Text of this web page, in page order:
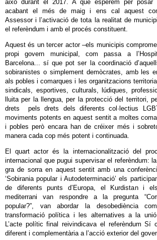
això durant el 2017. A què esperem per posar
acabant el més de maig i ens cal aquest
Assessor i l’activació de tota la realitat de
el referèndum i amb el procés constituent.
Aquest és un tercer actor –els municipis
propi govern municipal, com passa a
Barcelona... sí que pot ser la coordinació
sobiranistes o simplement demòcrates, amb les
als pobles i comarques i les organitzacions
sindicals, esportives, culturals, lúdiques,
lluita per la llengua, per la protecció del territori,
drets pels drets dels diferents col·lectius
moviments potents en aquest sentit a moltes
i pobles però encara han de créixer més i
manera cada cop més potent i continuada.
El quart actor és la internacionalització del
internacional que pugui supervisar el referèndum:
gra de sorra en aquest sentit amb una
‘Sobirania popular i Autodeterminació’ els
de diferents punts d’Europa, el Kurdistan i
mediterrani van respondre a la pregunta
popular?”, van abordar la desobediència
transformació política i les alternatives a la
L’acte polític final reivindicava el referèndum
diferent i complementària a l’acció exterior del